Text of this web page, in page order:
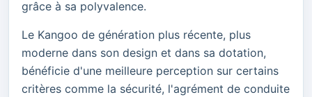
grâce à sa polyvalence.
Le Kangoo de génération plus récente, plus
moderne dans son design et dans sa dotation,
bénéficie d'une meilleure perception sur certains
critères comme la sécurité, l'agrément de conduite